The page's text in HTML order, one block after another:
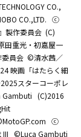
CO.,
CO.,LTD. ⓒ
製作委員会 (C)
重光・初嘉屋一
員会 ©清水茜／
映画「はたらく細
スターコーポレ
(C)2016
ⓒ
III ©Luca Gambuti